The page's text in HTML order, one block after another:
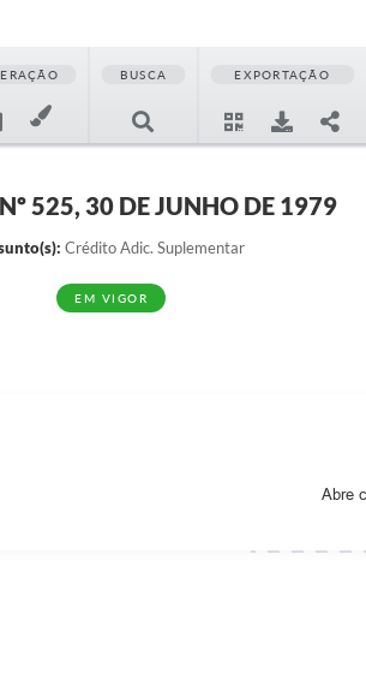
BUSCA EXPORTAÇÃO
525, 30 DE JUNHO DE 1979
Crédito Adic. Suplementar
EM VIGOR
Abre